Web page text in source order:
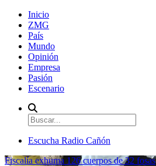
Inicio
ZMG
País
Mundo
Opinión
Empresa
Pasión
Escenario
Escucha Radio Cañón
Fiscalía exhuma 126 cuerpos de 32 fosas